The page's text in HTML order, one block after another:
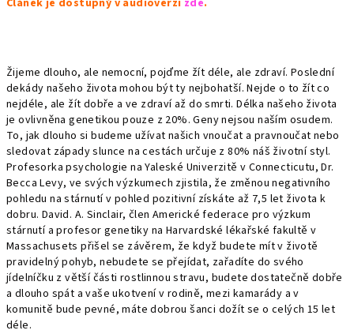
Článek je dostupný v audioverzi zde.
Žijeme dlouho, ale nemocní, pojďme žít déle, ale zdraví. Poslední
dekády našeho života mohou být ty nejbohatší. Nejde o to žít co
nejdéle, ale žít dobře a ve zdraví až do smrti. Délka našeho života
je ovlivněna genetikou pouze z 20%. Geny nejsou naším osudem.
To, jak dlouho si budeme užívat našich vnoučat a pravnoučat nebo
sledovat západy slunce na cestách určuje z 80% náš životní styl.
Profesorka psychologie na Yaleské Univerzitě v Connecticutu, Dr.
Becca Levy, ve svých výzkumech zjistila, že změnou negativního
pohledu na stárnutí v pohled pozitivní získáte až 7,5 let života k
dobru. David. A. Sinclair, člen Americké federace pro výzkum
stárnutí a profesor genetiky na Harvardské lékařské fakultě v
Massachusets přišel se závěrem, že když budete mít v životě
pravidelný pohyb, nebudete se přejídat, zařadíte do svého
jídelníčku z větší části rostlinnou stravu, budete dostatečně dobře
a dlouho spát a vaše ukotvení v rodině, mezi kamarády a v
komunitě bude pevné, máte dobrou šanci dožít se o celých 15 let
déle.